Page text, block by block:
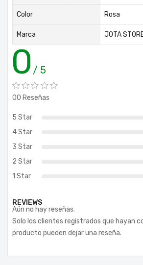
Color Rosa
Marca JOTA
0 / 5
00 Reseñas
5 Star
4 Star
3 Star
2 Star
1 Star
REVIEWS
Aún no hay reseñas.
Solo los clientes registrados que hayan
producto pueden dejar una reseña.